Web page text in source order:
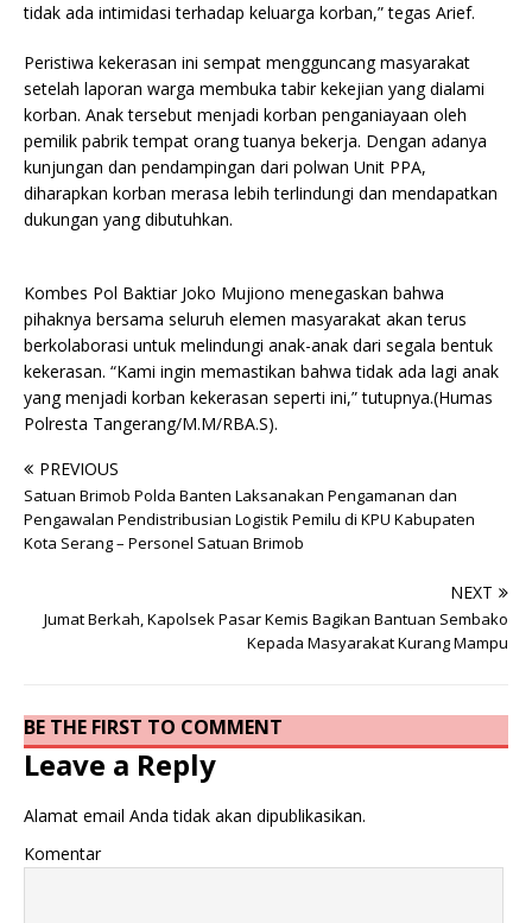
tidak ada intimidasi terhadap keluarga korban,” tegas Arief.
Peristiwa kekerasan ini sempat mengguncang masyarakat
setelah laporan warga membuka tabir kekejian yang dialami
korban. Anak tersebut menjadi korban penganiayaan oleh
pemilik pabrik tempat orang tuanya bekerja. Dengan adanya
kunjungan dan pendampingan dari polwan Unit PPA,
diharapkan korban merasa lebih terlindungi dan mendapatkan
dukungan yang dibutuhkan.
Kombes Pol Baktiar Joko Mujiono menegaskan bahwa
pihaknya bersama seluruh elemen masyarakat akan terus
berkolaborasi untuk melindungi anak-anak dari segala bentuk
kekerasan. “Kami ingin memastikan bahwa tidak ada lagi anak
yang menjadi korban kekerasan seperti ini,” tutupnya.(Humas
Polresta Tangerang/M.M/RBA.S).
PREVIOUS
Satuan Brimob Polda Banten Laksanakan Pengamanan dan
Pengawalan Pendistribusian Logistik Pemilu di KPU Kabupaten
Kota Serang – Personel Satuan Brimob
NEXT
Jumat Berkah, Kapolsek Pasar Kemis Bagikan Bantuan Sembako
Kepada Masyarakat Kurang Mampu
BE THE FIRST TO COMMENT
Leave a Reply
Alamat email Anda tidak akan dipublikasikan.
Komentar